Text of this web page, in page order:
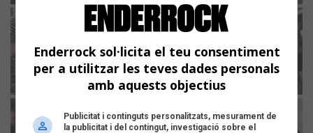
Enderrock sol·licita el teu consentiment
per a utilitzar les teves dades personals
amb aquests objectius
Publicitat i continguts personalitzats, mesurament de
la publicitat i del contingut, investigació sobre el